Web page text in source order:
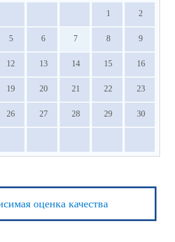
1 2
5 6 7 8 9
12 13 14 15 16
19 20 21 22 23
26 27 28 29 30
оценка качества